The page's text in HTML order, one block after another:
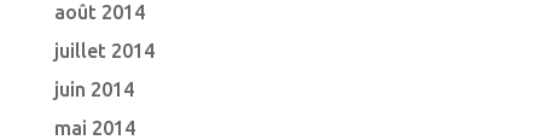
août 2014
juillet 2014
juin 2014
mai 2014